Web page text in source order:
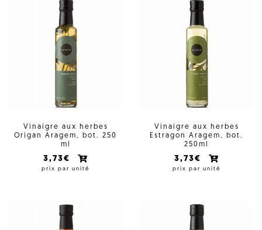
Vinaigre aux herbes
Origan Aragem, bot. 250
ml
3,73€
prix par unité
Vinaigre aux herbes
Estragon Aragem, bot.
250ml
3,73€
prix par unité